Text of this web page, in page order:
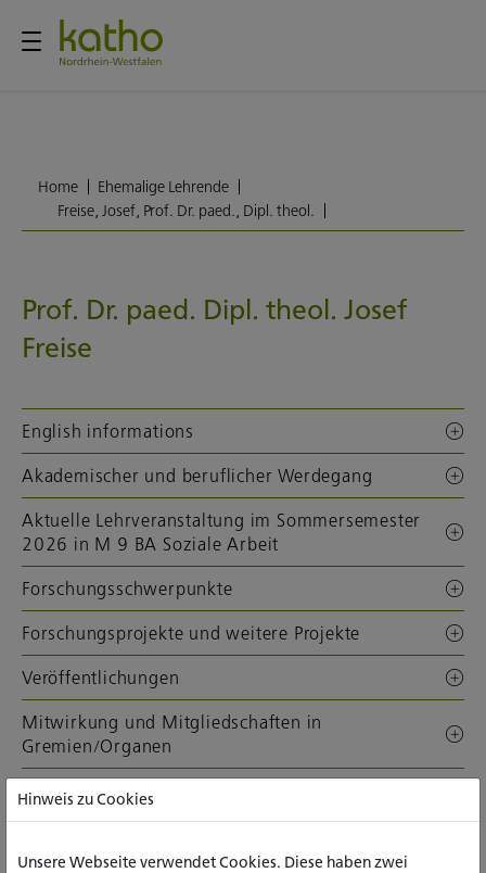
Home
Ehemalige Lehrende
Freise, Josef, Prof. Dr. paed., Dipl. theol.
Prof. Dr. paed. Dipl. theol. Josef
Freise
English informations
Akademischer und beruflicher Werdegang
Aktuelle Lehrveranstaltung im Sommersemester
2026 in M 9 BA Soziale Arbeit
Forschungsschwerpunkte
Forschungsprojekte und weitere Projekte
Veröffentlichungen
Mitwirkung und Mitgliedschaften in
Gremien/Organen
Externe Links
Hinweis zu Cookies
Unsere Webseite verwendet Cookies. Diese haben zwei